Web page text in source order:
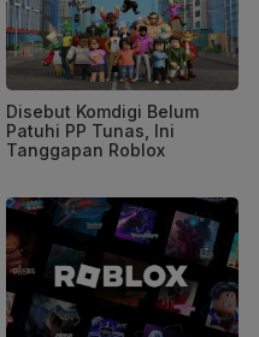
Disebut Komdigi Belum
Patuhi PP Tunas, Ini
Tanggapan Roblox